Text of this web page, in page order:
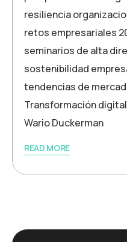
resiliencia
retos empresariales
seminarios de alta
sostenibilidad
tendencias de
Transformación digital
Wario Duckerman
READ MORE